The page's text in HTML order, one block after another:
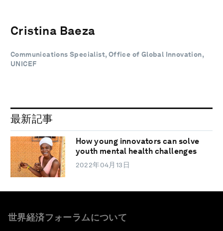
Cristina Baeza
Communications Specialist, Office of Global Innovation,
UNICEF
最新記事
How young innovators can solve
youth mental health challenges
2022年04月13日
世界経済フォーラムについて